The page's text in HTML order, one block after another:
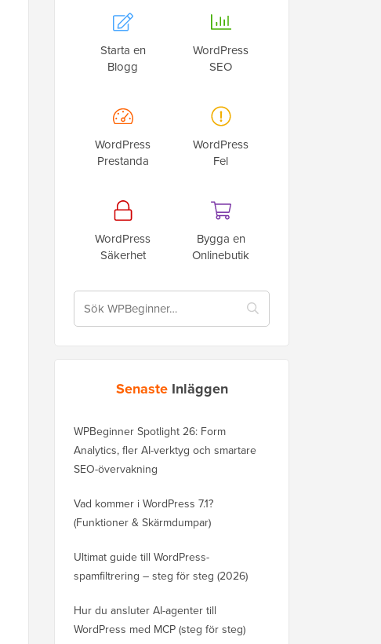
Starta en
Blogg
WordPress
SEO
WordPress
Prestanda
WordPress
Fel
WordPress
Säkerhet
Bygga en
Onlinebutik
Senaste Inläggen
WPBeginner Spotlight 26: Form
Analytics, fler AI-verktyg och smartare
SEO-övervakning
Vad kommer i WordPress 7.1?
(Funktioner & Skärmdumpar)
Ultimat guide till WordPress-
spamfiltrering – steg för steg (2026)
Hur du ansluter AI-agenter till
WordPress med MCP (steg för steg)